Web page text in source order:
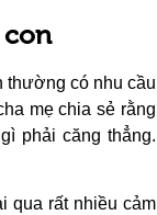
con
thường có nhu cầu
mẹ chia sẻ rằng
phải căng thẳng.
qua rất nhiều cảm